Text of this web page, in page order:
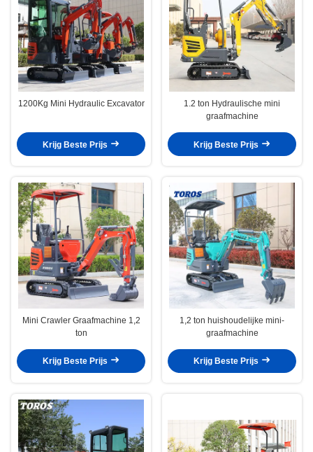
1200Kg Mini Hydraulic Excavator
Krijg Beste Prijs
1.2 ton Hydraulische mini
graafmachine
Krijg Beste Prijs
Mini Crawler Graafmachine 1,2
ton
Krijg Beste Prijs
1,2 ton huishoudelijke mini-
graafmachine
Krijg Beste Prijs